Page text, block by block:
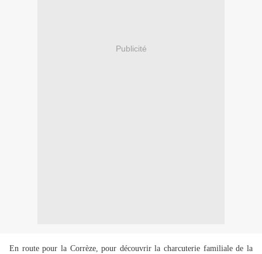
Publicité
En route pour la Corrèze, pour découvrir la charcuterie familiale de la